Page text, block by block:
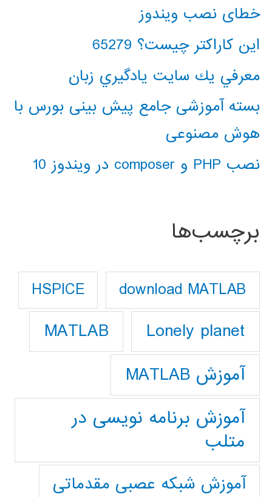
خطای نصب ویندوز
این کاراکتر چیست؟ 65279
معرفي يك سايت يادگيري زبان
بسته آموزشی جامع پیش بینی بورس با
هوش مصنوعی
نصب PHP و composer در ویندوز 10
برچسب‌ها
download MATLAB
HSPICE
Lonely planet
MATLAB
آموزش MATLAB
آموزش برنامه نویسی در
متلب
آموزش شبکه عصبی مقدماتی